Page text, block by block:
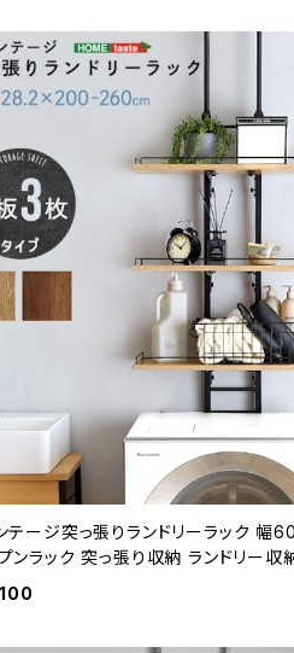
テージ突っ張りランドリーラック 幅
ンラック 突っ張り収納 ランドリー収